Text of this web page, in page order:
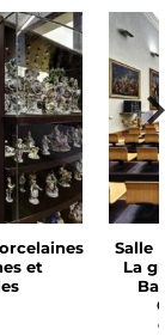
et
Salle
La